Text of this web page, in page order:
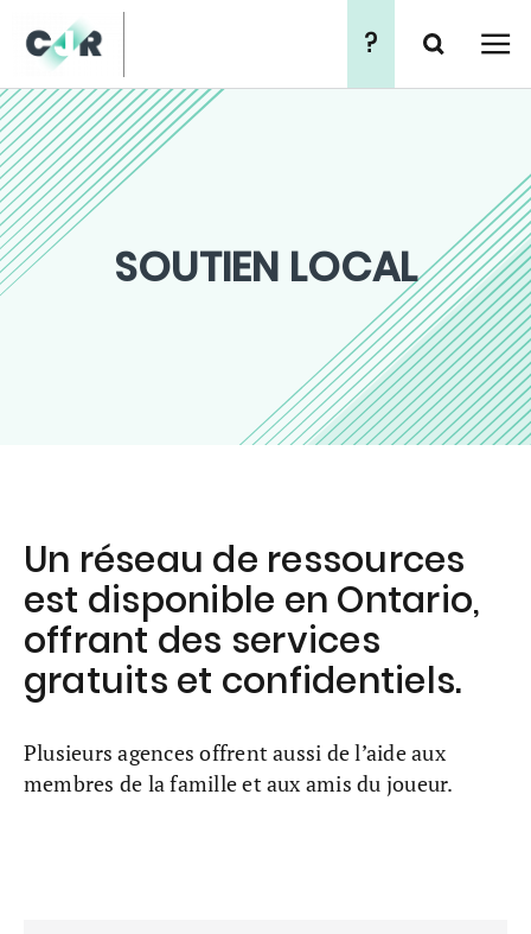
简 繁
?
Chercher
SOUTIEN LOCAL
Un réseau de ressources
est disponible en Ontario,
offrant des services
gratuits et confidentiels.
Plusieurs agences offrent aussi de l’aide aux
membres de la famille et aux amis du joueur.